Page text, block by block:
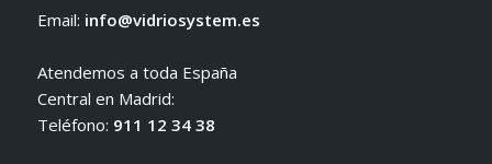
Email: info@vidriosystem.es
Atendemos a toda España
Central en Madrid:
Teléfono: 911 12 34 38